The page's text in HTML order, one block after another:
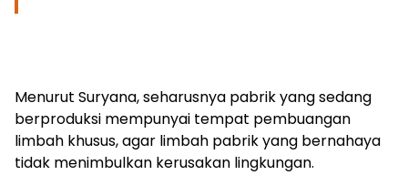
Menurut Suryana, seharusnya pabrik yang sedang
berproduksi mempunyai tempat pembuangan
limbah khusus, agar limbah pabrik yang bernahaya
tidak menimbulkan kerusakan lingkungan.